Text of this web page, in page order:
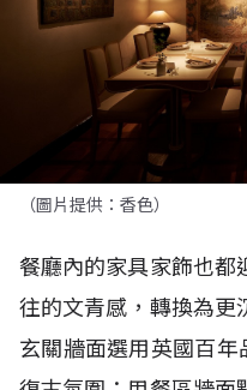
（圖片提供：香色）
餐廳內的家具家飾也都
往的文青感，轉換為更
玄關牆面選用英國百年